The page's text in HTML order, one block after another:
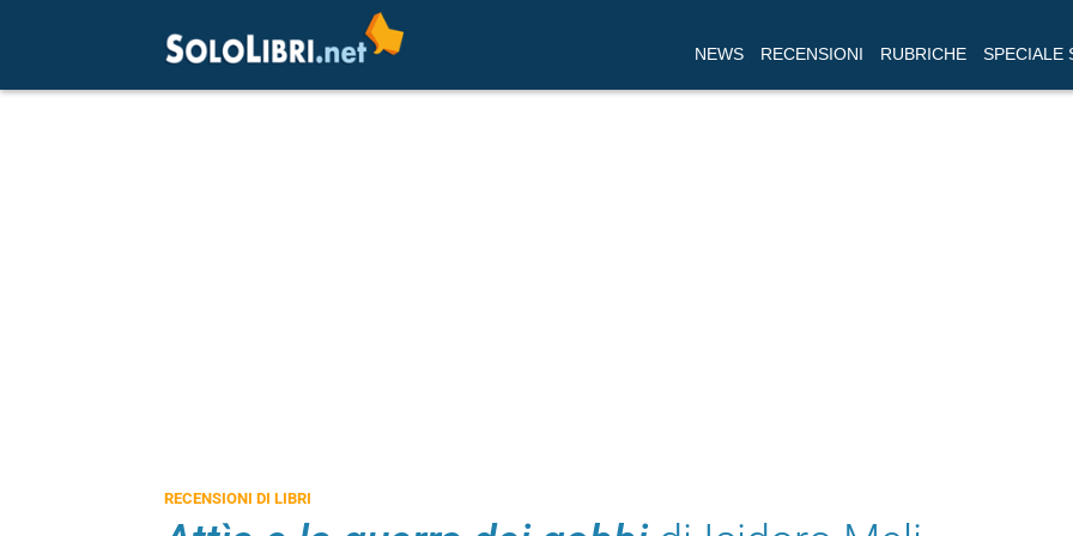
NEWS RECENSIONI RUBRICHE SPECIALE
RECENSIONI DI LIBRI